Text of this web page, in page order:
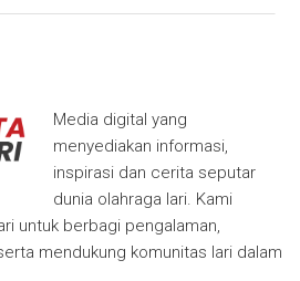
Media digital yang
menyediakan informasi,
inspirasi dan cerita seputar
dunia olahraga lari. Kami
untuk berbagi pengalaman,
mendukung komunitas lari dalam